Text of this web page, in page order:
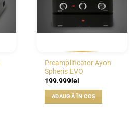
Preamplificator Ayon
Spheris EVO
199.999lei
ADAUGĂ ÎN COȘ